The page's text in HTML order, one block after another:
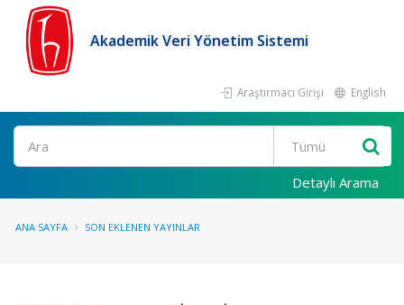
Akademik Veri Yönetim Sistemi
Araştırmacı Girişi English
Ara
Detaylı Arama
ANA SAYFA SON EKLENEN YAYINLAR